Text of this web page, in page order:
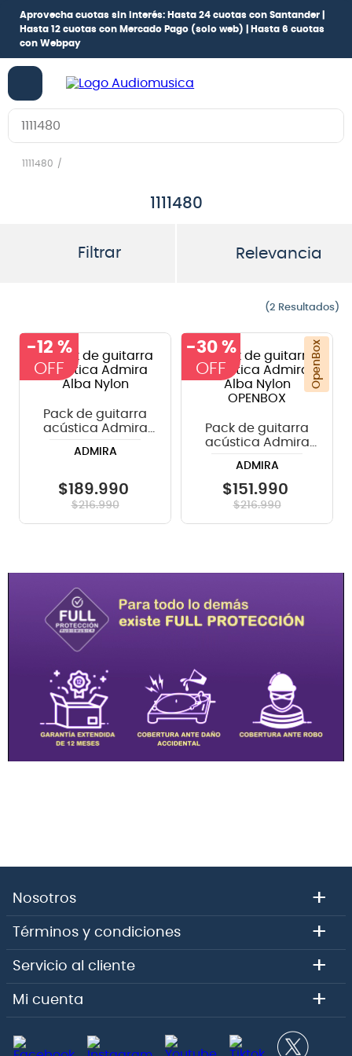
Aprovecha cuotas sin interés: Hasta 24 cuotas con Santander |
Hasta 12 cuotas con Mercado Pago (solo web) |
Hasta 6 cuotas
con Webpay
Buscar en Audiomusica.com
1111480
1111480
Filtrar Relevancia
2
-12 %
Pack de guitarra
acústica Admira
ADMIRA
$189.990
$216.990
-30 % OpenBox
Pack de guitarra
acústica Admira
OPENBOX
ADMIRA
$151 .990
$216.990
Nosotros +
Términos y condiciones +
Servicio al cliente +
Mi cuenta +